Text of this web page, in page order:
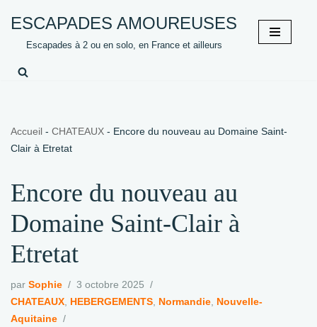
contenu
ESCAPADES AMOUREUSES
Escapades à 2 ou en solo, en France et ailleurs
Accueil - CHATEAUX - Encore du nouveau au Domaine Saint-
Clair à Etretat
Encore du nouveau au
Domaine Saint-Clair à
Etretat
par Sophie
3 octobre 2025
CHATEAUX, HEBERGEMENTS, Normandie, Nouvelle-
Aquitaine